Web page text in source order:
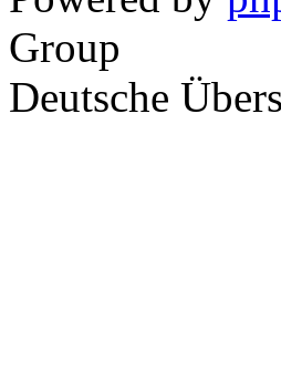
Group
Deutsche